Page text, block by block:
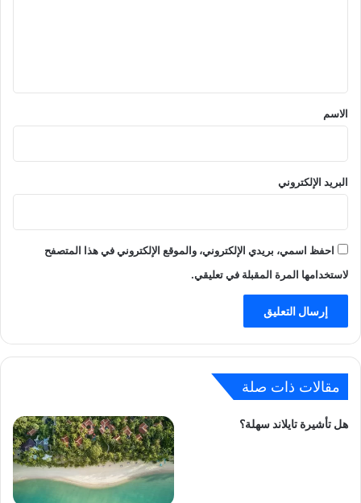
*
الاسم
البريد الإلكتروني
احفظ اسمي، بريدي الإلكتروني، والموقع الإلكتروني في هذا المتصفح
لاستخدامها المرة المقبلة في تعليقي.
مقالات ذات صلة
هل تأشيرة تايلاند سهلة؟